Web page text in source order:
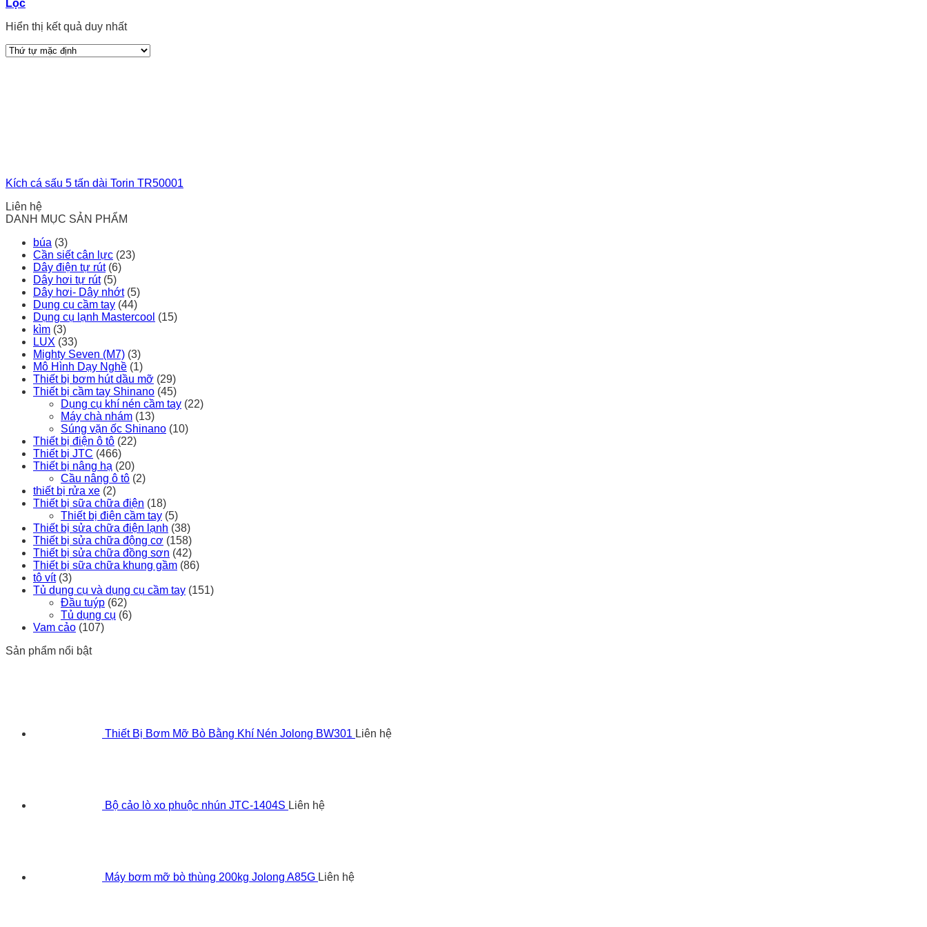
Lọc
Hiển thị kết quả duy nhất
Kích cá sấu 5 tấn dài Torin TR50001
Liên hệ
DANH MỤC SẢN PHẨM
búa (3)
Cần siết cân lực (23)
Dây điện tự rút (6)
Dây hơi tự rút (5)
Dây hơi- Dây nhớt (5)
Dụng cụ cầm tay (44)
Dụng cụ lạnh Mastercool (15)
kìm (3)
LUX (33)
Mighty Seven (M7) (3)
Mô Hình Dạy Nghề (1)
Thiết bị bơm hút dầu mỡ (29)
Thiết bị cầm tay Shinano (45)
Dụng cụ khí nén cầm tay (22)
Máy chà nhám (13)
Súng vặn ốc Shinano (10)
Thiết bị điện ô tô (22)
Thiết bị JTC (466)
Thiết bị nâng hạ (20)
Cầu nâng ô tô (2)
thiết bị rửa xe (2)
Thiết bị sữa chữa điện (18)
Thiết bị điện cầm tay (5)
Thiết bị sửa chữa điện lạnh (38)
Thiết bị sửa chữa động cơ (158)
Thiết bị sửa chữa đồng sơn (42)
Thiết bị sữa chữa khung gầm (86)
tô vít (3)
Tủ dụng cụ và dụng cụ cầm tay (151)
Đầu tuýp (62)
Tủ dụng cụ (6)
Vam cảo (107)
Sản phẩm nổi bật
Thiết Bị Bơm Mỡ Bò Bằng Khí Nén Jolong BW301 Liên hệ
Bộ cảo lò xo phuộc nhún JTC-1404S Liên hệ
Máy bơm mỡ bò thùng 200kg Jolong A85G Liên hệ